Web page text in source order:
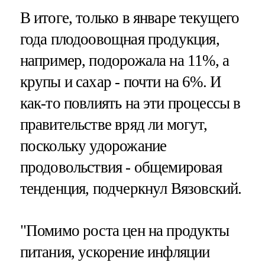
В итоге, только в январе текущего
года плодоовощная продукция,
например, подорожала на 11%, а
крупы и сахар - почти на 6%. И
как-то повлиять на эти процессы в
правительстве вряд ли могут,
поскольку удорожание
продовольствия - общемировая
тенденция, подчеркнул Вязовский.
"Помимо роста цен на продукты
питания, ускорение инфляции